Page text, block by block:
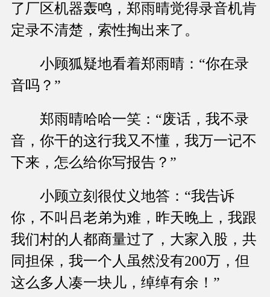
了厂区机器轰鸣，郑雨晴觉得录音机肯
定录不清楚，索性掏出来了。
小顾狐疑地看着郑雨晴：“你在录
音吗？”
郑雨晴哈哈一笑：“废话，我不录
音，你干的这行我又不懂，我万一记不
下来，怎么给你写报告？”
小顾立刻很仗义地答：“我告诉
你，不叫吕老弟为难，昨天晚上，我跟
我们村的人都商量过了，大家入股，共
同担保，我一个人虽然没有200万，但
这么多人凑一块儿，绰绰有余！”